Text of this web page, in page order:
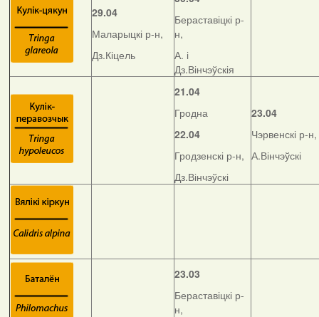
29.04
Маларыцкі р-н,
Дз.Кіцель
Бераставіцкі р-
н,
А. і
Дз.Вінчэўскія
21.04
Гродна
22.04
Гродзенскі р-н,
Дз.Вінчэўскі
23.04
Чэрвенскі р-н,
А.Вінчэўскі
23.03
Бераставіцкі р-
н,